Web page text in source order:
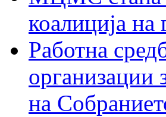
коалиција
Работна
организации
на